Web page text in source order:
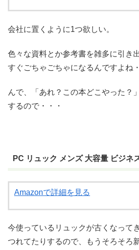
会社に置くように1つ欲しい。
色々な資料とか参考書を雑多に引き
すぐごちゃごちゃになるんですよね・
んで、「あれ？この本どこやった？
するので・・・
PC リュック メンズ 大容量 ビジネ
Amazonで詳細を見る
今使っているリュックが古くなって
つれてたりするので、もうそろそろ